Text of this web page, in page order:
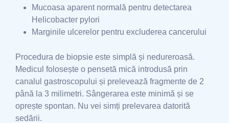
Mucoasa aparent normală pentru detectarea
Helicobacter pylori
Marginile ulcerelor pentru excluderea cancerului
Procedura de biopsie este simplă și nedureroasă.
Medicul folosește o pensetă mică introdusă prin
canalul gastroscopului și prelevează fragmente de 2
până la 3 milimetri. Sângerarea este minimă și se
oprește spontan. Nu vei simți prelevarea datorită
sedării.